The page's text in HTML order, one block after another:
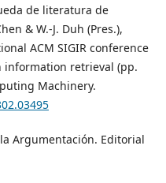
de literatura de
& W.-J. Duh (Pres.),
ACM SIGIR conference
information retrieval (pp.
Machinery.
Argumentación. Editorial